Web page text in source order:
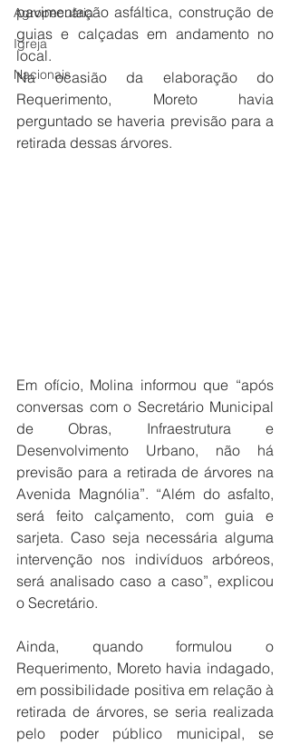
Agropecuária
Igreja
Nacionais
pavimentação asfáltica, construção de
guias e calçadas em andamento no
local.
Na ocasião da elaboração do
Requerimento, Moreto havia
perguntado se haveria previsão para a
retirada dessas árvores.
Em ofício, Molina informou que “após
conversas com o Secretário Municipal
de Obras, Infraestrutura e
Desenvolvimento Urbano, não há
previsão para a retirada de árvores na
Avenida Magnólia”. “Além do asfalto,
será feito calçamento, com guia e
sarjeta. Caso seja necessária alguma
intervenção nos indivíduos arbóreos,
será analisado caso a caso”, explicou
o Secretário.
Ainda, quando formulou o
Requerimento, Moreto havia indagado,
em possibilidade positiva em relação à
retirada de árvores, se seria realizada
pelo poder público municipal, se